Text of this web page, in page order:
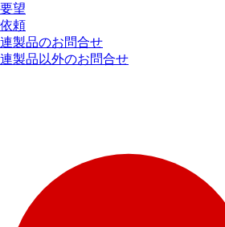
望
頼
製品のお問合せ
製品以外のお問合せ